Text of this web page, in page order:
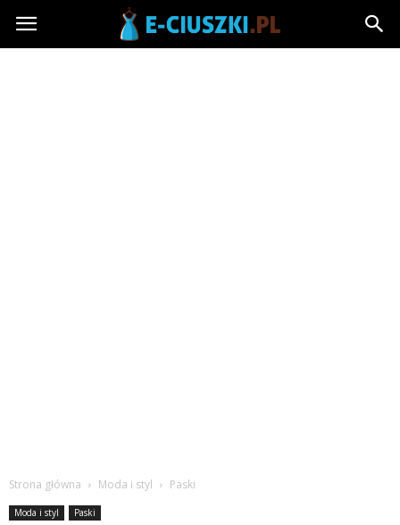
Strona główna Moda i styl Paski
Moda i styl Paski